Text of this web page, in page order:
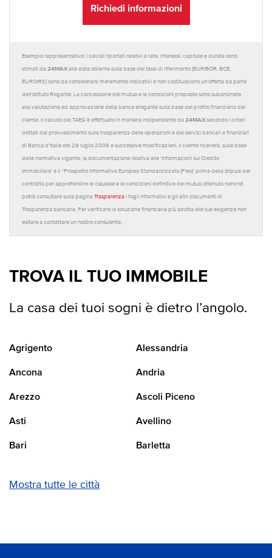
Richiedi informazioni
Esempio rappresentativo: I calcoli riportati relativi a rate, interessi, capitale e durata sono
stimati da 24MAX alla data odierna sulla base dei tassi di riferimento (EURIBOR, BCE,
EUROIRS) sono da considerarsi meramente indicativi e non costituiscono un'offerta da parte
dell'Istituto Rogante. La concessione del mutuo e le condizioni proposte sono subordinate
alla valutazione ed approvazione della banca erogante sulla base del profilo finanziario del
cliente. Il calcolo del TAEG è effettuato in maniera indipendente da 24MAX secondo i criteri
dettati dal provvedimento sulla trasparenza delle operazioni e dei servizi bancari e finanziari
di Banca d'Italia del 29 luglio 2009 e successive modificazioni. Il cliente riceverà, sulla base
della normativa vigente, la documentazione relativa alle 'Informazioni sul Credito
Immobiliare' e il “Prospetto Informativo Europeo Standardizzato (Pies)' prima della stipula del
contratto per approfondire le clausole e le condizioni definitive del mutuo ottenuto nonché
potrà consultare sulla pagina Trasparenza i fogli informativi e gli altri documenti di
Trasparenza bancaria. Per verificare la soluzione finanziaria più adatta alle tue esigenze non
esitare a contattare un nostro consulente.
TROVA IL TUO IMMOBILE
La casa dei tuoi sogni è dietro l’angolo.
Agrigento Alessandria
Ancona Andria
Arezzo Ascoli Piceno
Asti Avellino
Bari Barletta
Mostra tutte le città